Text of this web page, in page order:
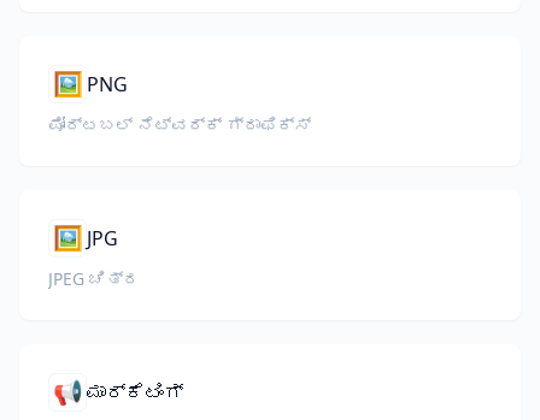
🖼️ PNG
ಪೋರ್ಟಬಲ್ ನೆಟ್‌ವರ್ಕ್ ಗ್ರಾಫಿಕ್ಸ್
🖼️ JPG
JPEG ಚಿತ್ರ
📢ಮಾರ್ಕೆಟಿಂಗ್